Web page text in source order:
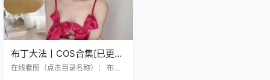
布丁大法丨COS合集[已更
183期]~[11058P+603V –
在线看图（点击目录名称）： 布丁